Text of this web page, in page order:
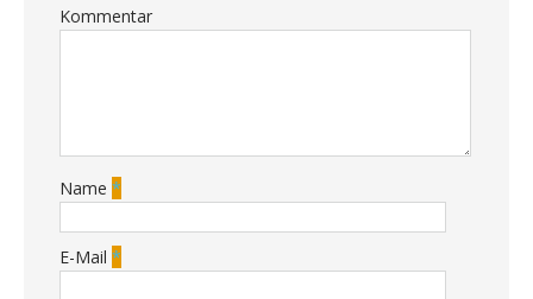
Kommentar
Name *
E-Mail *